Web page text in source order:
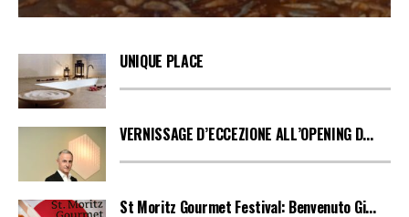
UNIQUE PLACE
VERNISSAGE D’ECCEZIONE ALL’OPENING D...
St Moritz Gourmet Festival: Benvenuto Gi...